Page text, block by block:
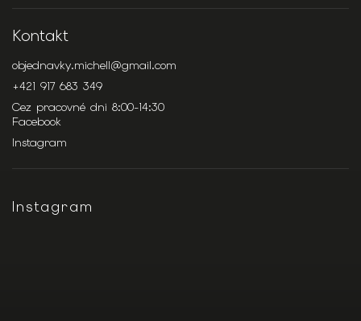
Kontakt
objednavky.michell@gmail.com
+421 917 683 349
Cez pracovné dni 8:00-14:30
Facebook
Instagram
Instagram